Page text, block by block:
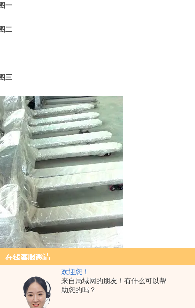
欢迎您！
来自局域网的朋友！有什么可以帮
助您的吗？